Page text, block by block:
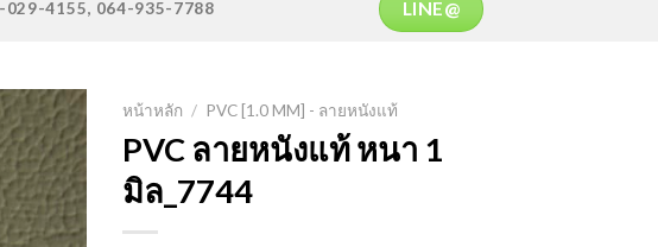
029-4155, 064-935-7788 LINE@
Add to
Wishlist
หน้าหลัก / PVC [1.0 MM] - ลายหนังแท้
PVC ลายหนังแท้ หนา 1
มิล_7744